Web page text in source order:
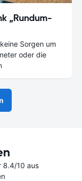
„Rundum-
Sorgen um
oder die
8.4/10 aus